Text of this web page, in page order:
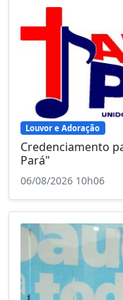
Louvor e Adoração
Credenciamento
Pará"
06/08/2026 10h06